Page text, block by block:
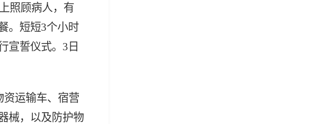
照顾病人，有
。短短3个小时
宣誓仪式。3日
资运输车、宿营
械，以及防护物